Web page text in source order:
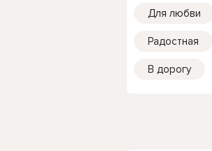
Для любви
Радостная
В дорогу